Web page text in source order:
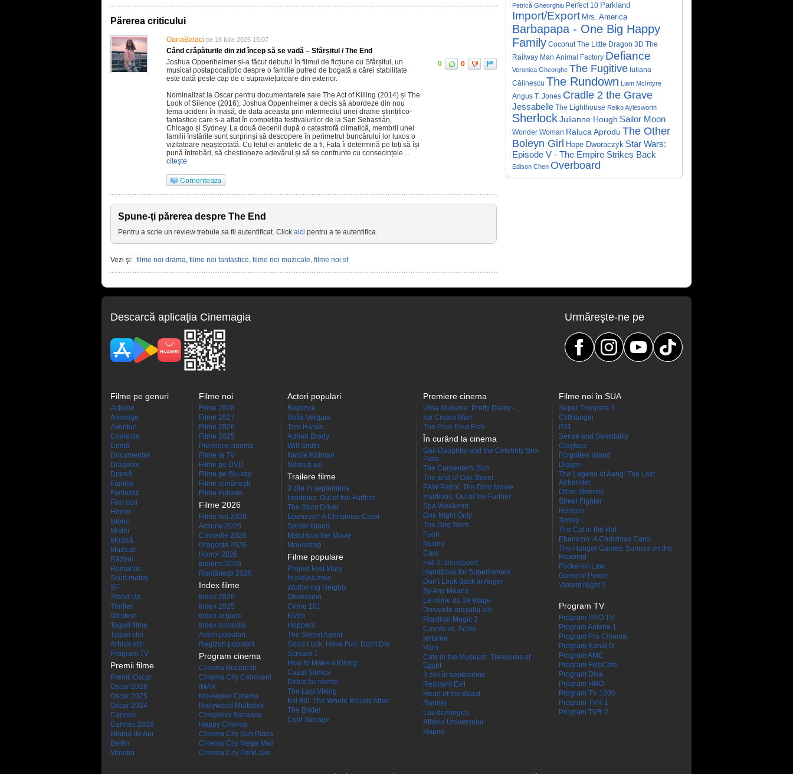
Părerea criticului
OanaBalaci pe 16 Iulie 2025 15:07
Când crăpăturile din zid încep să se vadă – Sfârșitul / The End
Joshua Oppenheimer și-a făcut debutul în filmul de ficțiune cu Sfârșitul, un
musical postapocaliptic despre o familie putred de bogată a cărei stabilitate
este dată peste cap de o supraviețuitoare din exterior.
Nominalizat la Oscar pentru documentarele sale The Act of Killing (2014) și The
Look of Silence (2016), Joshua Oppenheimer a decis să abordeze din nou
tema uciderii în masă, de data aceasta prin intermediul unei drame științifico-
fantastice care s-a aflat în competiția festivalurilor de la San Sebastián,
Chicago și Sydney. La două decenii după o catastrofă climatică, membrii unei
familii înstărite sunt surprinși să descopere în perimetrul buncărului lor luxos o
vizitatoare neașteptată. Cu felul ei antitetic de a fi, Fata îi determină pe toți să își
pună întrebări, să chestioneze adevărul și să se confrunte cu consecințele…
citeşte
0 0
Spune-ţi părerea despre The End
Pentru a scrie un review trebuie sa fii autentificat. Click aici pentru a te autentifica.
Vezi şi: filme noi drama, filme noi fantastice, filme noi muzicale, filme noi sf
Petrică Gheorghiu Perfect 10 Parkland
Import/Export Mrs. America
Barbapapa - One Big Happy
Family Coconut The Little Dragon 3D The
Railway Man Animal Factory Defiance
Veronica Gheorghe The Fugitive Iuliana
Călinescu The Rundown Liam McIntyre
Angus T. Jones Cradle 2 the Grave
Jessabelle The Lighthouse Reiko Aylesworth
SherlockJulianne Hough Sailor Moon
Wonder Woman Raluca Aprodu The Other
Boleyn Girl Hope Dworaczyk Star Wars:
Episode V - The Empire Strikes Back
Edison Chen Overboard
Descarcă aplicaţia Cinemagia Urmăreşte-ne pe
Filme pe genuri
Acţiune
Animaţie
Aventuri
Comedie
Crimă
Documentar
Dragoste
Dramă
Familie
Fantastic
Film noir
Horror
Istoric
Mister
Muzică
Muzical
Război
Romantic
Scurt metraj
SF
Stand Up
Thriller
Western
Taguri filme
Taguri stiri
Arhiva stiri
Program TV
Premii filme
Premii Oscar
Oscar 2026
Oscar 2025
Oscar 2024
Cannes
Cannes 2026
Globul de Aur
Berlin
Venetia
Filme noi
Filme 2028
Filme 2027
Filme 2026
Filme 2025
Premiere cinema
Filme la TV
Filme pe DVD
Filme pe Blu-ray
Filme româneşti
Filme indiene
Filme 2026
Filme noi 2026
Actiune 2026
Comedie 2026
Dragoste 2026
Horror 2026
Indiene 2026
Româneşti 2026
Index filme
Index 2026
Index 2025
Index acţiune
Index comedie
Actori populari
Regizori populari
Program cinema
Cinema Bucuresti
Cinema City Cotroceni
IMAX
Movieplex Cinema
Hollywood Multiplex
Cineplexx Baneasa
Happy Cinema
Cinema City Sun Plaza
Cinema City Mega Mall
Cinema City ParkLake
Actori populari
Beyoncé
Sofía Vergara
Tom Hanks
Adrien Brody
Will Smith
Nicole Kidman
Născuţi azi
Trailere filme
3 zile în septembrie
Insidious: Out of the Further
The Stunt Driver
Ebenezer: A Christmas Carol
Spider Island
Matchbox the Movie
Mousetrap
Filme populare
Project Hail Mary
În pielea mea
Wuthering Heights
Obsession
Crime 101
Kîzîm
Hoppers
The Secret Agent
Good Luck, Have Fun, Don't Die
Scream 7
How to Make a Killing
Cazul Samca
Dolce far niente
The Last Viking
Kill Bill: The Whole Bloody Affair
The Bride!
Cold Storage
Premiere cinema
Uma Musume: Pretty Derby -...
Ice Cream Man
The Pout-Pout Fish
În curând la cinema
Gail Daughtry and the Celebrity Sex
Pass
The Carpenter's Son
The End of Oak Street
PAW Patrol: The Dino Movie
Insidious: Out of the Further
Spa Weekend
One Night Only
The Dog Stars
Fuori
Mutiny
Cars
Fall 2: Deadpoint
Handbook for Superheroes
Don't Look Back in Anger
By Any Means
Le crime du 3e étage
Dosarele orașului alb
Practical Magic 2
Coyote vs. Acme
Iertarea
Värn
Cats in the Museum: Treasures of
Egypt
3 zile în septembrie
Resident Evil
Heart of the Beast
Runner
Los domingos
Atlasul Universului
Hopeu
Filme noi în SUA
Super Troopers 3
Cliffhanger
P31
Sense and Sensibility
Clayface
Forgotten Island
Digger
The Legend of Aang: The Last
Airbender
Other Mommy
Street Fighter
Remain
Jimmy
The Cat in the Hat
Ebenezer: A Christmas Carol
The Hunger Games: Sunrise on the
Reaping
Focker-in-Law
Game of Power
Violent Night 2
Program TV
Program PRO TV
Program Antena 1
Program Pro Cinema
Program Kanal D
Program AMC
Program FilmCafe
Program Diva
Program HBO
Program TV 1000
Program TVR 1
Program TVR 2